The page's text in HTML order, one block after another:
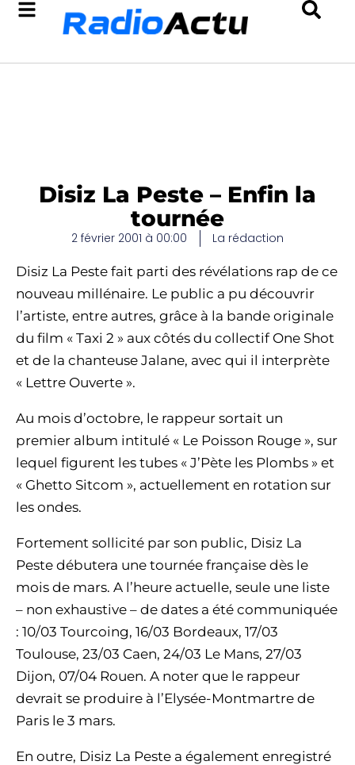
Disiz La Peste – Enfin la
tournée
2 février 2001 à 00:00 La rédaction
Disiz La Peste fait parti des révélations rap de ce
nouveau millénaire. Le public a pu découvrir
l’artiste, entre autres, grâce à la bande originale
du film « Taxi 2 » aux côtés du collectif One Shot
et de la chanteuse Jalane, avec qui il interprète
« Lettre Ouverte ».
Au mois d’octobre, le rappeur sortait un
premier album intitulé « Le Poisson Rouge », sur
lequel figurent les tubes « J’Pète les Plombs » et
« Ghetto Sitcom », actuellement en rotation sur
les ondes.
Fortement sollicité par son public, Disiz La
Peste débutera une tournée française dès le
mois de mars. A l’heure actuelle, seule une liste
– non exhaustive – de dates a été communiquée
: 10/03 Tourcoing, 16/03 Bordeaux, 17/03
Toulouse, 23/03 Caen, 24/03 Le Mans, 27/03
Dijon, 07/04 Rouen. A noter que le rappeur
devrait se produire à l’Elysée-Montmartre de
Paris le 3 mars.
En outre, Disiz La Peste a également enregistré